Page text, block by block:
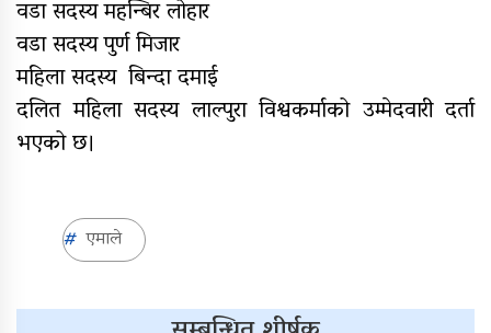
फुटबल हस्तान्तरण
वडा सदस्य महन्बिर लोहार
वडा सदस्य पुर्ण मिजार
महिला सदस्य बिन्दा दमाई
दलित महिला सदस्य लाल्पुरा विश्वकर्माको उम्मेदवारी दर्ता
भएको छ।
एमाले